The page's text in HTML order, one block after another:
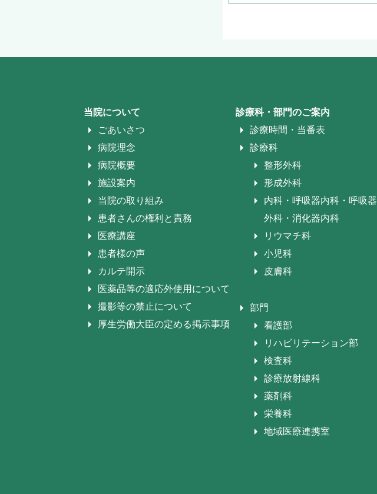
当院について
ごあいさつ
病院理念
病院概要
施設案内
当院の取り組み
患者さんの権利と責務
医療講座
患者様の声
カルテ開示
医薬品等の適応外使用について
撮影等の禁止について
厚生労働大臣の定める掲示事項
診療科・部門のご案内
診療時間・当番表
診療科
整形外科
形成外科
内科・呼吸器内科・呼吸器
外科・消化器内科
リウマチ科
小児科
皮膚科
部門
看護部
リハビリテーション部
検査科
診療放射線科
薬剤科
栄養科
地域医療連携室